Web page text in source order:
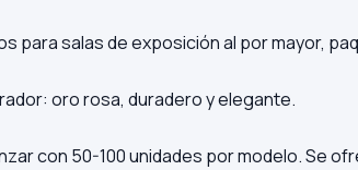
para salas de exposición al por mayor,
oro rosa, duradero y elegante.
con 50-100 unidades por modelo. Se